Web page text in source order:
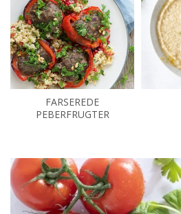
FARSEREDE
PEBERFRUGTER